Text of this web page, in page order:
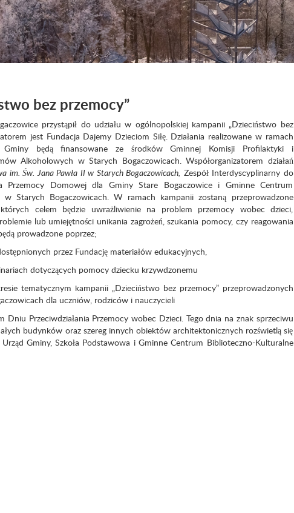
bez przemocy”
przystąpił do udziału w ogólnopolskiej kampanii „Dzieciństwo bez
jest Fundacja Dajemy Dzieciom Siłę. Działania realizowane w ramach
będą finansowane ze środków Gminnej Komisji Profilaktyki i
Alkoholowych w Starych Bogaczowicach. Współorganizatorem działań
im. Św. Jana Pawła II w Starych Bogaczowicach, Zespół Interdyscyplinarny do
Przemocy Domowej dla Gminy Stare Bogaczowice i Gminne Centrum
w Starych Bogaczowicach. W ramach kampanii zostaną przeprowadzone
których celem będzie uwrażliwienie na problem przemocy wobec dzieci,
lub umiejętności unikania zagrożeń, szukania pomocy, czy reagowania
prowadzone poprzez;
przez Fundację materiałów edukacyjnych,
dotyczących pomocy dziecku krzywdzonemu
tematycznym kampanii „Dzieciństwo bez przemocy” przeprowadzonych
dla uczniów, rodziców i nauczycieli
Przeciwdziałania Przemocy wobec Dzieci. Tego dnia na znak sprzeciwu
budynków oraz szereg innych obiektów architektonicznych rozświetlą się
Gminy, Szkoła Podstawowa i Gminne Centrum Biblioteczno-Kulturalne